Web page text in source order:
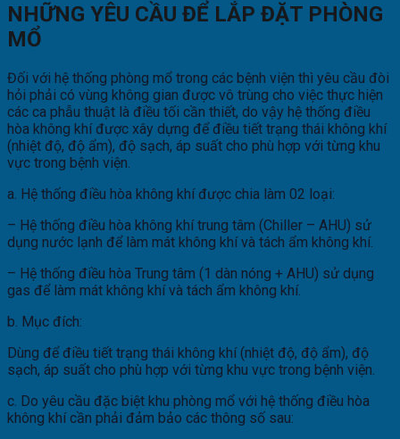
NHỮNG YÊU CẦU ĐỂ LẮP ĐẶT PHÒNG
MỔ
Đối với hệ thống phòng mổ trong các bệnh viện thì yêu cầu đòi
hỏi phải có vùng không gian được vô trùng cho việc thực hiện
các ca phẫu thuật là điều tối cần thiết, do vậy hệ thống điều
hòa không khí được xây dựng để điều tiết trạng thái không khí
(nhiệt độ, độ ẩm), độ sạch, áp suất cho phù hợp với từng khu
vực trong bệnh viện.
a. Hệ thống điều hòa không khí được chia làm 02 loại:
– Hệ thống điều hòa không khí trung tâm (Chiller – AHU) sử
dụng nước lạnh để làm mát không khí và tách ẩm không khí.
– Hệ thống điều hòa Trung tâm (1 dàn nóng + AHU) sử dụng
gas để làm mát không khí và tách ẩm không khí.
b. Mục đích:
Dùng để điều tiết trạng thái không khí (nhiệt độ, độ ẩm), độ
sạch, áp suất cho phù hợp với từng khu vực trong bệnh viện.
c. Do yêu cầu đặc biệt khu phòng mổ với hệ thống điều hòa
không khí cần phải đảm bảo các thông số sau: